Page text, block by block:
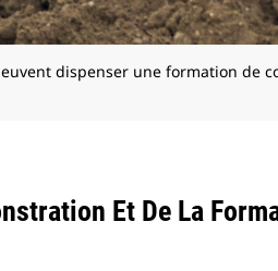
dispenser une formation de
Et De La